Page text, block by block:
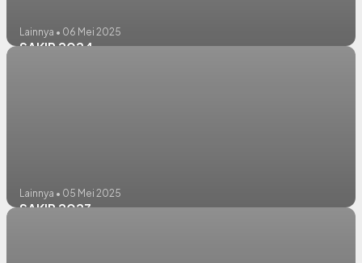
Lainnya • 06 Mei 2025
SAKIP 2024
Lainnya • 05 Mei 2025
SAKIP 2023